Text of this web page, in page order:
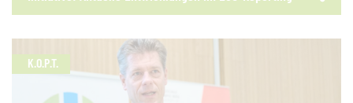
K.O.P.T.